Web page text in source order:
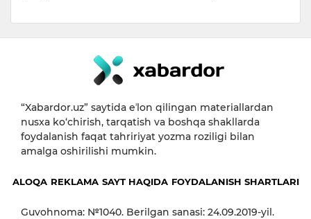
“Xabardor.uz” saytida eʼlon qilingan materiallardan
nusxa ko‘chirish, tarqatish va boshqa shakllarda
foydalanish faqat tahririyat yozma roziligi bilan
amalga oshirilishi mumkin.
ALOQA REKLAMA SAYT HAQIDA FOYDALANISH SHARTLARI
Guvohnoma: №1040. Berilgan sanasi: 24.09.2019-yil.